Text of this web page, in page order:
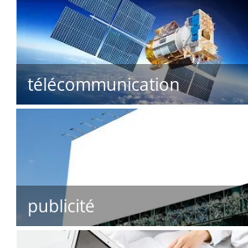
télécommunication
publicité